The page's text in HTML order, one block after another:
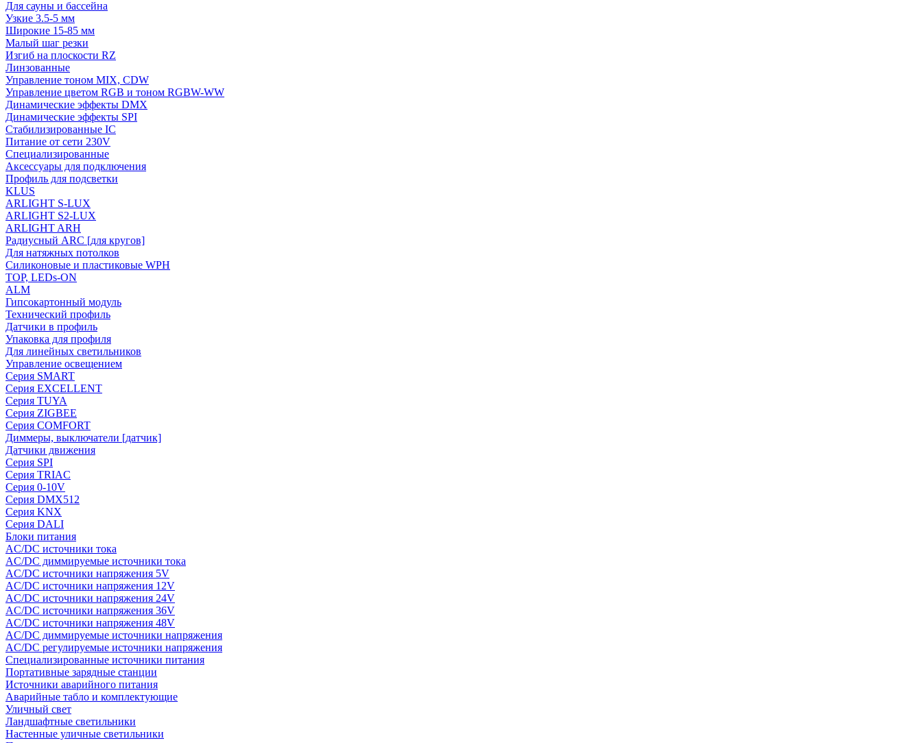
Для сауны и бассейна
Узкие 3.5-5 мм
Широкие 15-85 мм
Малый шаг резки
Изгиб на плоскости RZ
Линзованные
Управление тоном MIX, CDW
Управление цветом RGB и тоном RGBW-WW
Динамические эффекты DMX
Динамические эффекты SPI
Стабилизированные IC
Питание от сети 230V
Специализированные
Аксессуары для подключения
Профиль для подсветки
KLUS
ARLIGHT S-LUX
ARLIGHT S2-LUX
ARLIGHT ARH
Радиусный ARC [для кругов]
Для натяжных потолков
Силиконовые и пластиковые WPH
TOP, LEDs-ON
ALM
Гипсокартонный модуль
Технический профиль
Датчики в профиль
Упаковка для профиля
Для линейных светильников
Управление освещением
Серия SMART
Серия EXCELLENT
Серия TUYA
Серия ZIGBEE
Серия COMFORT
Диммеры, выключатели [датчик]
Датчики движения
Серия SPI
Серия TRIAC
Серия 0-10V
Серия DMX512
Серия KNX
Серия DALI
Блоки питания
AC/DC источники тока
AC/DC диммируемые источники тока
AC/DC источники напряжения 5V
AC/DC источники напряжения 12V
AC/DC источники напряжения 24V
AC/DC источники напряжения 36V
AC/DC источники напряжения 48V
AC/DC диммируемые источники напряжения
AC/DC регулируемые источники напряжения
Специализированные источники питания
Портативные зарядные станции
Источники аварийного питания
Аварийные табло и комплектующие
Уличный свет
Ландшафтные светильники
Настенные уличные светильники